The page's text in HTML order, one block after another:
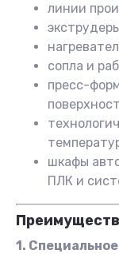
линии
сопла и
пресс-
шкафы
ПЛК и
1.